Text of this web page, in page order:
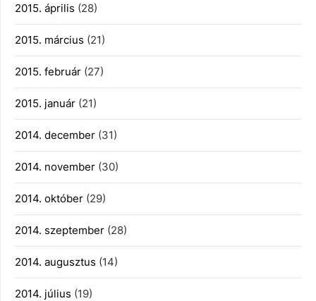
2015. április (28)
2015. március (21)
2015. február (27)
2015. január (21)
2014. december (31)
2014. november (30)
2014. október (29)
2014. szeptember (28)
2014. augusztus (14)
2014. július (19)